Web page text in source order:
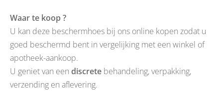
Waar te koop ?
U kan deze beschermhoes bij ons online kopen zodat u
goed beschermd bent in vergelijking met een winkel of
apotheek-aankoop.
U geniet van een discrete behandeling, verpakking,
verzending en aflevering.